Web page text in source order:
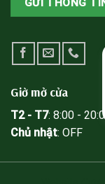
Giờ mở cửa
T2 - T7: 8:00 - 20:00
Chủ nhật: OFF